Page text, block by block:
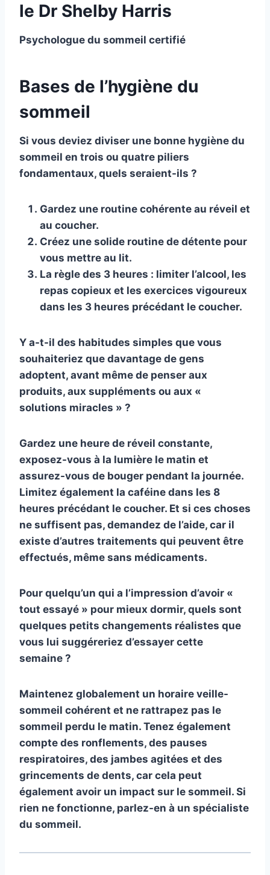
le Dr Shelby Harris
Psychologue du sommeil certifié
Bases de l’hygiène du
sommeil
Si vous deviez diviser une bonne hygiène du
sommeil en trois ou quatre piliers
fondamentaux, quels seraient-ils ?
Gardez une routine cohérente au réveil et
au coucher.
Créez une solide routine de détente pour
vous mettre au lit.
La règle des 3 heures : limiter l’alcool, les
repas copieux et les exercices vigoureux
dans les 3 heures précédant le coucher.
Y a-t-il des habitudes simples que vous
souhaiteriez que davantage de gens
adoptent, avant même de penser aux
produits, aux suppléments ou aux «
solutions miracles » ?
Gardez une heure de réveil constante,
exposez-vous à la lumière le matin et
assurez-vous de bouger pendant la journée.
Limitez également la caféine dans les 8
heures précédant le coucher. Et si ces choses
ne suffisent pas, demandez de l’aide, car il
existe d’autres traitements qui peuvent être
effectués, même sans médicaments.
Pour quelqu’un qui a l’impression d’avoir «
tout essayé » pour mieux dormir, quels sont
quelques petits changements réalistes que
vous lui suggéreriez d’essayer cette
semaine ?
Maintenez globalement un horaire veille-
sommeil cohérent et ne rattrapez pas le
sommeil perdu le matin. Tenez également
compte des ronflements, des pauses
respiratoires, des jambes agitées et des
grincements de dents, car cela peut
également avoir un impact sur le sommeil. Si
rien ne fonctionne, parlez-en à un spécialiste
du sommeil.